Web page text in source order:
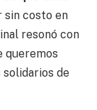
sin costo en
resonó con
queremos
solidarios de